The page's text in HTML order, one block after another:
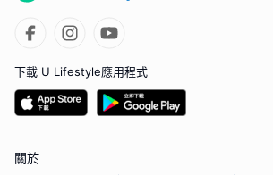
下載 U Lifestyle應用程式
關於